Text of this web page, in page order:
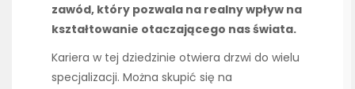
zawód, który pozwala na realny wpływ na
kształtowanie otaczającego nas świata.
Kariera w tej dziedzinie otwiera drzwi do wielu
specjalizacji. Można skupić się na